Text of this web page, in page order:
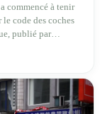
commencé à tenir
code des coches
publié par
traduit par Yang